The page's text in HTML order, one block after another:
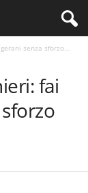
senza sforzo...
fai